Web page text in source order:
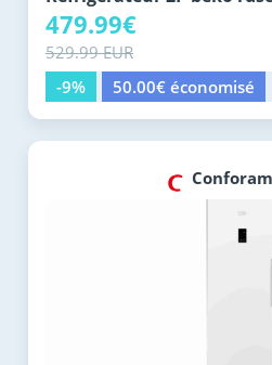
479.99€
529.99 EUR
-9%
50.00€ économisé